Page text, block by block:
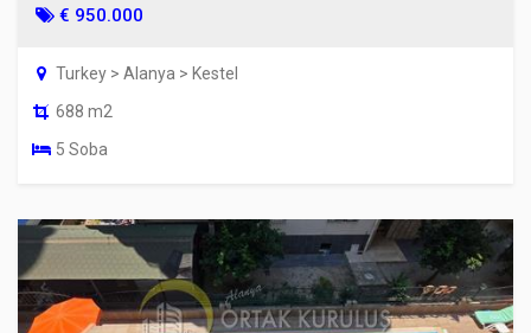
€ 950.000
Turkey > Alanya > Kestel
688 m2
5 Soba